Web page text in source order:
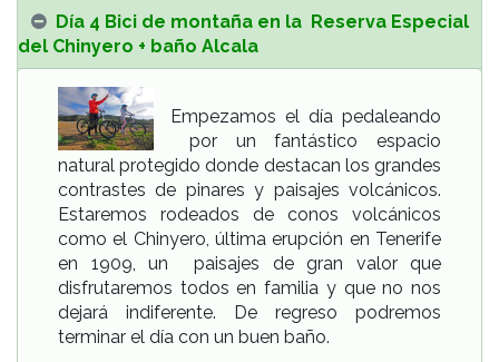
Día 4 Bici de montaña en la Reserva Especial
del Chinyero + baño Alcala
Empezamos el día pedaleando
por un fantástico espacio
natural protegido donde destacan los grandes
contrastes de pinares y paisajes volcánicos.
Estaremos rodeados de conos volcánicos
como el Chinyero, última erupción en Tenerife
en 1909, un paisajes de gran valor que
disfrutaremos todos en familia y que no nos
dejará indiferente. De regreso podremos
terminar el día con un buen baño.